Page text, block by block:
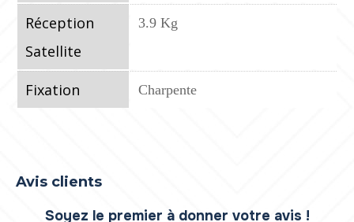
Réception
Satellite
3.9 Kg
Fixation Charpente
Avis clients
Soyez le premier à donner votre avis !